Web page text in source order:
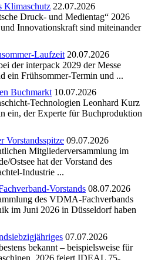
Klimaschutz 22.07.2026
Druck- und Medientag“ 2026
Innovationskraft sind miteinander
Laufzeit 20.07.2026
der interpack 2029 der Messe
ein Frühsommer-Termin und ...
Buchmarkt 10.07.2026
Technologien Leonhard Kurz
ein, der Experte für Buchproduktion
Vorstandsspitze 09.07.2026
Mitgliederversammlung im
Ostsee hat der Vorstand des
Industrie ...
Vorstands 08.07.2026
des VDMA-Fachverbands
im Juni 2026 in Düsseldorf haben
07.07.2026
bekannt – beispielsweise für
2026 feiert IDEAL 75-